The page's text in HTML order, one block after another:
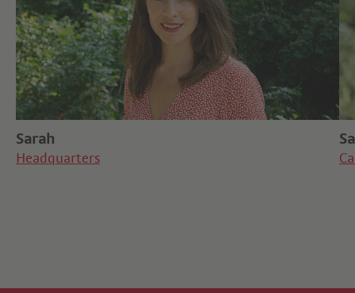
Sarah
Headquarters